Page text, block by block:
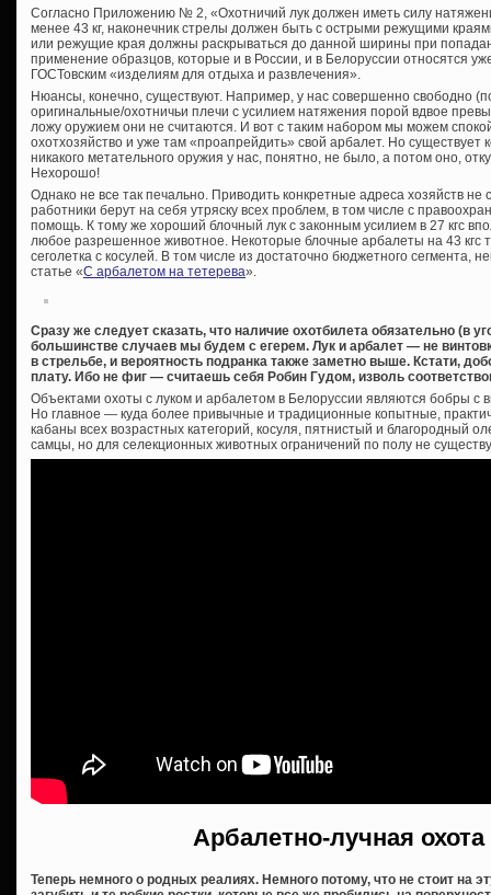
Согласно Приложению № 2, «Охотничий лук должен иметь силу
менее 43 кг, наконечник стрелы должен быть с острыми режущими
или режущие края должны раскрываться до данной ширины при
применение образцов, которые и в России, и в Белоруссии относятся
ГОСТовским «изделиям для отдыха и развлечения».
Нюансы, конечно, существуют. Например, у нас совершенно свободно
оригинальные/охотничьи плечи с усилием натяжения порой вдвое
ложу оружием они не считаются. И вот с таким набором мы можем
охотхозяйство и уже там «проапрейдить» свой арбалет. Но
никакого метательного оружия у нас, понятно, не было, а потом оно,
Нехорошо!
Однако не все так печально. Приводить конкретные адреса хозяйств не
работники берут на себя утряску всех проблем, в том числе с
помощь. К тому же хороший блочный лук с законным усилием в 27 кгс
любое разрешенное животное. Некоторые блочные арбалеты на 43 кгс
сеголетка с косулей. В том числе из достаточно бюджетного сегмента,
статье «С арбалетом на тетерева».
Сразу же следует сказать, что наличие охотбилета обязательно (в
большинстве случаев мы будем с егерем. Лук и арбалет — не
в стрельбе, и вероятность подранка также заметно выше. Кстати,
плату. Ибо не фиг — считаешь себя Робин Гудом, изволь
Объектами охоты с луком и арбалетом в Белоруссии являются бобры с
Но главное — куда более привычные и традиционные копытные,
кабаны всех возрастных категорий, косуля, пятнистый и благородный
самцы, но для селекционных животных ограничений по полу не
Арбалетно-лучная
Теперь немного о родных реалиях. Немного потому, что не стоит на